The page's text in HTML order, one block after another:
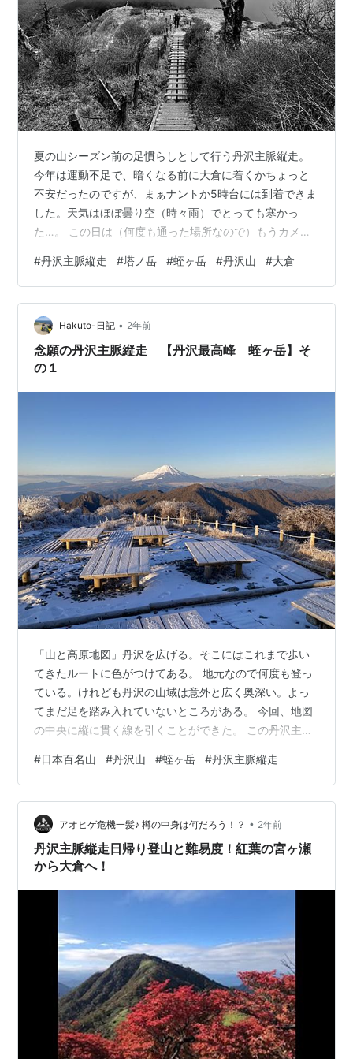
夏の山シーズン前の足慣らしとして行う丹沢主脈縦走。
今年は運動不足で、暗くなる前に大倉に着くかちょっと
不安だったのですが、まぁナントか5時台には到着できま
した。天気はほぼ曇り空（時々雨）でとっても寒かっ
た…。 この日は（何度も通った場所なので）もうカメラ
で、ここも気軽にこれないな～と思いながら スマホで一
杯写真撮って歩いた山行でした。 （つづく）
#丹沢主脈縦走 #塔ノ岳 #蛭ヶ岳 #丹沢山 #大倉
Hakuto-日記 • 2年前
念願の丹沢主脈縦走 【丹沢最高峰 蛭ヶ岳】そ
の１
「山と高原地図」丹沢を広げる。そこにはこれまで歩い
てきたルートに色がつけてある。 地元なので何度も登っ
ている。けれども丹沢の山域は意外と広く奥深い。よっ
てまだ足を踏み入れていないところがある。 今回、地図
の中央に縦に貫く線を引くことができた。 この丹沢主脈
的に右側(東側)だ。 それは東側の方が交通の便が良いこ
ともあるが、家から近いというのが一番の理由だろう。
さて今回、主脈縦走も山小屋泊も初体験である。 いよい
よ丹沢主脈縦走 ４２年ぶりの丹沢山への縦走路 蛭ヶ岳へ
いよいよ丹沢主脈縦走 大倉から歩き始める ２０２５年１
月２１日、いよいよ念願の丹…
#日本百名山 #丹沢山 #蛭ヶ岳 #丹沢主脈縦走
アオヒゲ危機一髪♪ 樽の中身は何だろう！？ • 2年前
丹沢主脈縦走日帰り登山と難易度！紅葉の宮ヶ瀬
から大倉へ！